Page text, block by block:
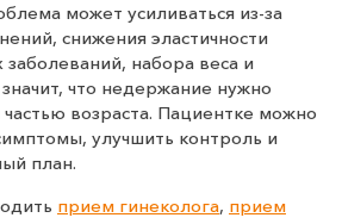
может усиливаться из-за
снижения эластичности
заболеваний, набора веса и
что недержание нужно
возраста. Пациентке можно
улучшить контроль и
план.
прием гинеколога, прием